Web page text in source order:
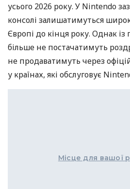
усього 2026 року. У Nintendo
консолі залишатимуться
Європі до кінця року. Однак із
більше не постачатимуть
не продаватимуть через
у країнах, які обслуговує
Місце для вашої